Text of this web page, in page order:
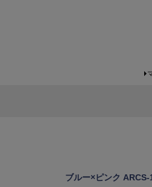
ブルー×ピンク ARCS-